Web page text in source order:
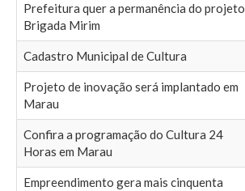
Prefeitura quer a permanência do projeto
Brigada Mirim
Cadastro Municipal de Cultura
Projeto de inovação será implantado em
Marau
Confira a programação do Cultura 24
Horas em Marau
Empreendimento gera mais cinquenta